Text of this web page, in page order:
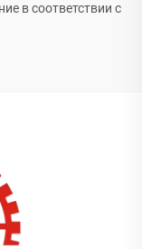
в соответствии с